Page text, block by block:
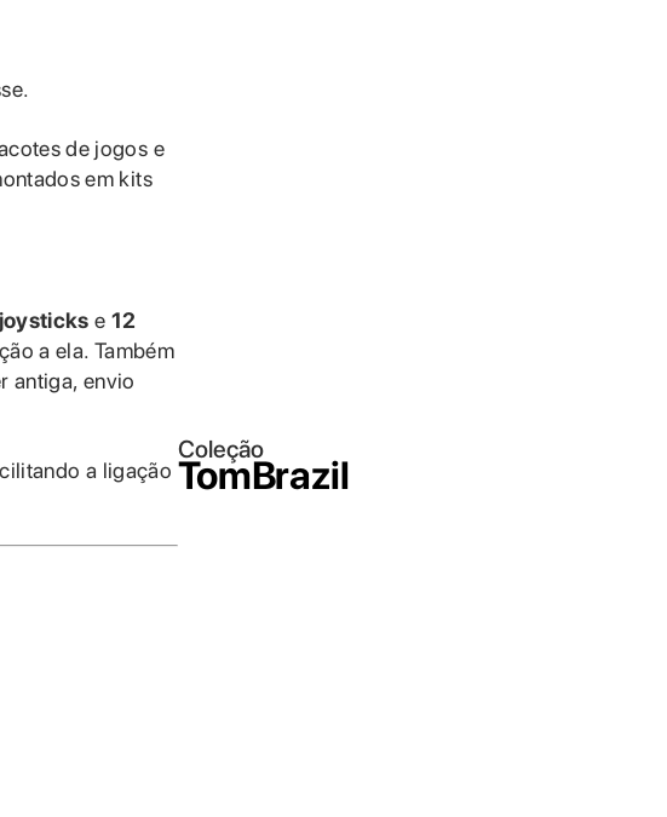
de jogos e
em kits
e 12
a ela. Também
antiga, envio
a ligação
Coleção
TomBrazil